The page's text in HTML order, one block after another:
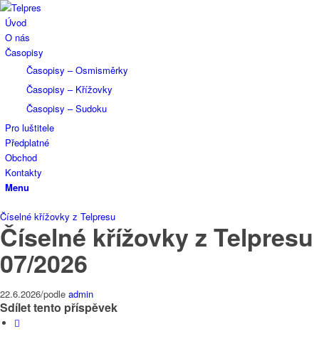
Úvod
O nás
Časopisy
Časopisy – Osmisměrky
Časopisy – Křížovky
Časopisy – Sudoku
Pro luštitele
Předplatné
Obchod
Kontakty
Menu
Číselné křížovky z Telpresu
Číselné křížovky z Telpresu
07/2026
22.6.2026/podle admin
Sdílet tento příspěvek